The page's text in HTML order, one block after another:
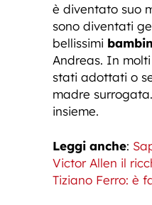
è diventato suo
sono diventati
bellissimi
Andreas. In
stati adottati o
madre
insieme.
Leggi anche:
Victor Allen il
Tiziano Ferro: è